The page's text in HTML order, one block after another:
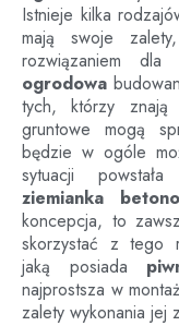
Istnieje kilka
mają swoje
rozwiązaniem dla
ogrodowa
tych, którzy znają
gruntowe mogą
będzie w ogóle
sytuacji powstała
ziemianka
koncepcja, to
skorzystać z tego
jaką posiada
najprostsza w
zalety wykonania jej